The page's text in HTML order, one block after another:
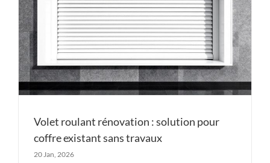
Volet roulant rénovation : solution pour
coffre existant sans travaux
20 Jan, 2026